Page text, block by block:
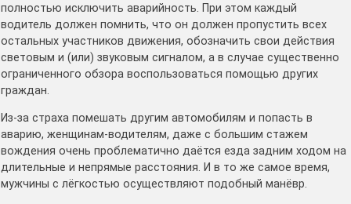
полностью исключить аварийность. При этом каждый
водитель должен помнить, что он должен пропустить всех
остальных участников движения, обозначить свои действия
световым и (или) звуковым сигналом, а в случае существенно
ограниченного обзора воспользоваться помощью других
граждан.
Из-за страха помешать другим автомобилям и попасть в
аварию, женщинам-водителям, даже с большим стажем
вождения очень проблематично даётся езда задним ходом на
длительные и непрямые расстояния. И в то же самое время,
мужчины с лёгкостью осуществляют подобный манёвр.